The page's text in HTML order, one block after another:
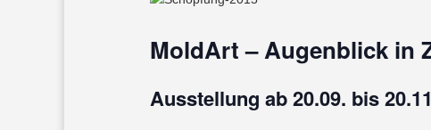
MoldArt – Augenblick in
Ausstellung ab 20.09. bis